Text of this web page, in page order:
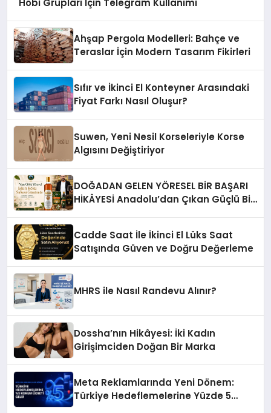
Ahşap Pergola Modelleri: Bahçe ve
Teraslar İçin Modern Tasarım Fikirleri
Sıfır ve İkinci El Konteyner Arasındaki
Fiyat Farkı Nasıl Oluşur?
Suwen, Yeni Nesil Korseleriyle Korse
Algısını Değiştiriyor
DOĞADAN GELEN YÖRESEL BİR BAŞARI
HİKÂYESİ Anadolu’dan Çıkan Güçlü Bir
Cadde Saat İle İkinci El Lüks Saat
Satışında Güven ve Doğru Değerleme
MHRS ile Nasıl Randevu Alınır?
Dossha’nın Hikâyesi: İki Kadın
Girişimciden Doğan Bir Marka
Meta Reklamlarında Yeni Dönem:
Türkiye Hedeflemelerine Yüzde 5